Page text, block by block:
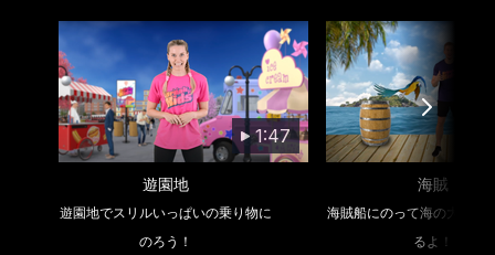
1:47
遊園地
遊園地でスリルいっぱいの乗り物に
のろう！
海賊
海賊船にのって海の大冒険
るよ！